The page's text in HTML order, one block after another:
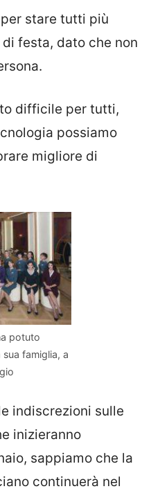
stare tutti più
festa, dato che non
difficile per tutti,
possiamo
migliore di
potuto
famiglia, a
indiscrezioni sulle
inizieranno
sappiamo che la
continuerà nel